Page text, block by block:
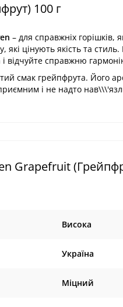
100 г
– для справжніх
які цінують якість та
і відчуйте справжню
смак грейпфрута. Його
і не надто
Grapefruit
Висока
Україна
Міцний